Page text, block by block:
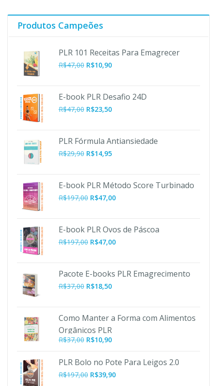
Produtos Campeões
PLR 101 Receitas Para Emagrecer
R$47,00 O
era:
R$47,00.
R$10,90O
é:
R$10,90.
E-book PLR Desafio 24D
R$47,00 R$23,50
PLR Fórmula Antiansiedade
R$29,90 R$14,95
E-book PLR Método Score Turbinado
R$197,00 O
era:
R$197,00.
R$47,00O
é:
R$47,00.
E-book PLR Ovos de Páscoa
R$197,00 O
era:
R$197,00.
R$47,00O
é:
Pacote E-books PLR Emagrecimento
R$37,00 R$18,50
Como Manter a Forma com Alimentos
Orgânicos PLR
R$37,00 O
original
era:
R$37,00.
R$10,90O
atual
PLR Bolo no Pote Para Leigos 2.0
R$197,00 O
R$39,90O